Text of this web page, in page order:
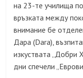
на 23-те училища
връзката между
внимание бе
Дара (Dara),
изкуствата „Добри
дни спечели